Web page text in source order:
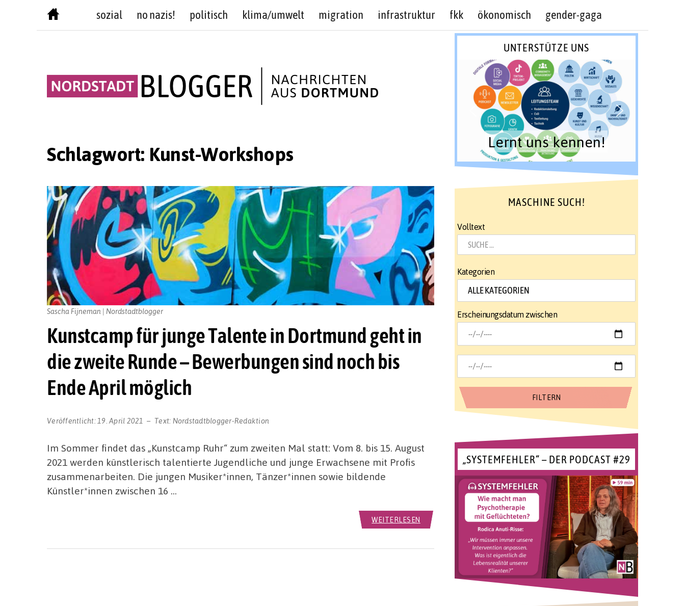
sozial no nazis! politisch klima/umwelt migration infrastruktur fkk ökonomisch gender-gaga
Schlagwort: Kunst-Workshops
Kunstcamp für junge Talente in Dortmund geht in
die zweite Runde – Bewerbungen sind noch bis
Ende April möglich
Veröffentlicht: 19. April 2021 Text: Nordstadtblogger-Redaktion
Sascha Fijneman | Nordstadtblogger
Im Sommer findet das „Kunstcamp Ruhr“ zum zweiten Mal statt: Vom 8. bis 15. August
2021 werden künstlerisch talentierte Jugendliche und junge Erwachsene mit Profis
zusammenarbeiten. Die jungen Musiker*innen, Tänzer*innen sowie bildende
Künstler*innen zwischen 16 …
WEITERLESEN
UNTERSTÜTZE UNS
Lernt uns kennen!
MASCHINE SUCH!
Volltext
Kategorien
Erscheinungsdatum zwischen
„SYSTEMFEHLER“ – DER PODCAST #29